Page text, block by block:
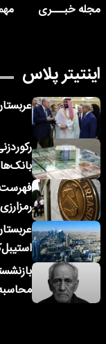
مجله خبـــری
اینتیتر پلاس
بانک‌ها
فهرست